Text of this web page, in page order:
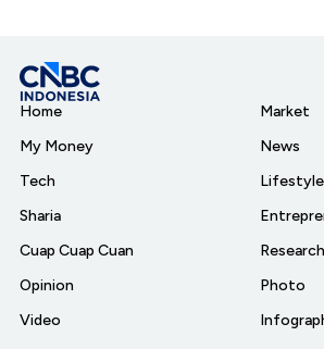
Home
My Money
Tech
Sharia
Cuap Cuap Cuan
Opinion
Video
Market
News
Lifestyle
Research
Photo